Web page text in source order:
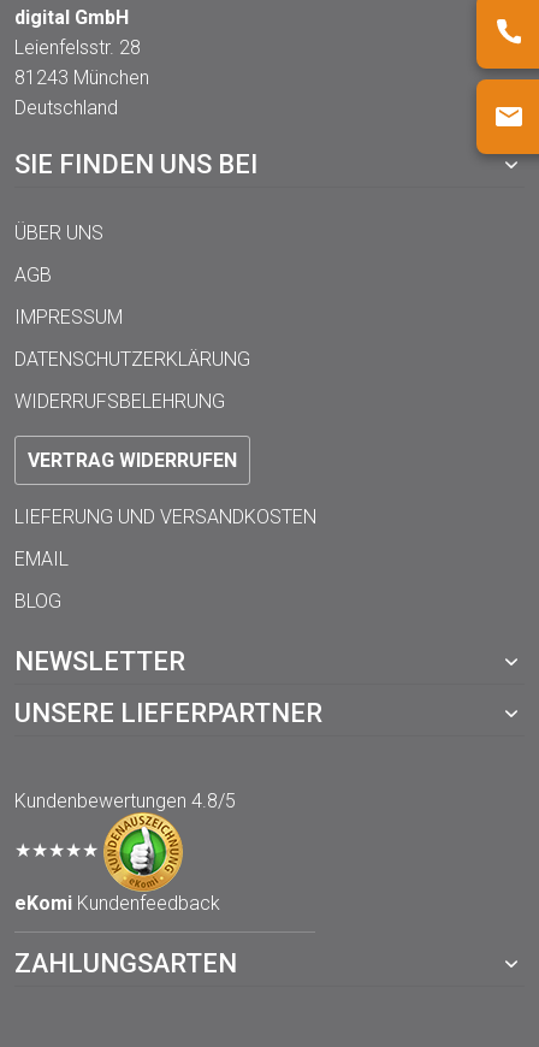
digital GmbH
Leienfelsstr. 28
81243 München
Deutschland
SIE FINDEN UNS BEI
ÜBER UNS
AGB
IMPRESSUM
DATENSCHUTZERKLÄRUNG
WIDERRUFSBELEHRUNG
VERTRAG WIDERRUFEN
LIEFERUNG UND VERSANDKOSTEN
EMAIL
BLOG
NEWSLETTER
UNSERE LIEFERPARTNER
Kundenbewertungen 4.8/5
★★★★★
eKomi Kundenfeedback
ZAHLUNGSARTEN